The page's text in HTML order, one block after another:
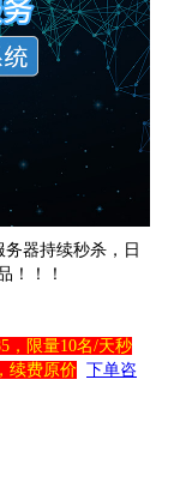
器持续秒杀，日
！！！
，限量10名/天秒
续费原价 下单咨